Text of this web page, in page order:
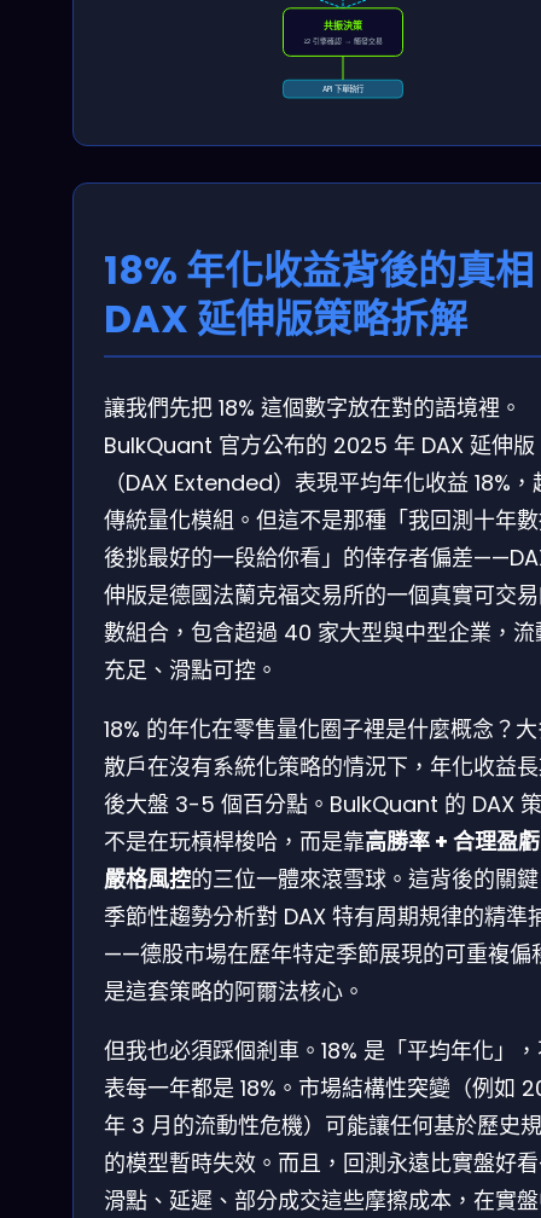
共振決策
≥2 引擎確認 → 觸發交易
API 下單執行
18% 年化收益背後的真
DAX 延伸版策略拆解
讓我們先把 18% 這個數字放在對的語境裡。
BulkQuant 官方公布的 2025 年 DAX 延伸版
（DAX Extended）表現平均年化收益 18%，
傳統量化模組。但這不是那種「我回測十年
後挑最好的一段給你看」的倖存者偏差
伸版是德國法蘭克福交易所的一個真實可交
數組合，包含超過 40 家大型與中型企業，流
充足、滑點可控。
18% 的年化在零售量化圈子裡是什麼概念？
散戶在沒有系統化策略的情況下，年化收益
後大盤 3-5 個百分點。BulkQuant 的 DAX
不是在玩槓桿梭哈，而是靠高勝率 + 合理盈
嚴格風控的三位一體來滾雪球。這背後的關
季節性趨勢分析對 DAX 特有周期規律的精準
——德股市場在歷年特定季節展現的可重複偏
是這套策略的阿爾法核心。
但我也必須踩個剎車。18% 是「平均年化」
表每一年都是 18%。市場結構性突變（例如
年 3 月的流動性危機）可能讓任何基於歷史
的模型暫時失效。而且，回測永遠比實盤好
滑點、延遲、部分成交這些摩擦成本，在實